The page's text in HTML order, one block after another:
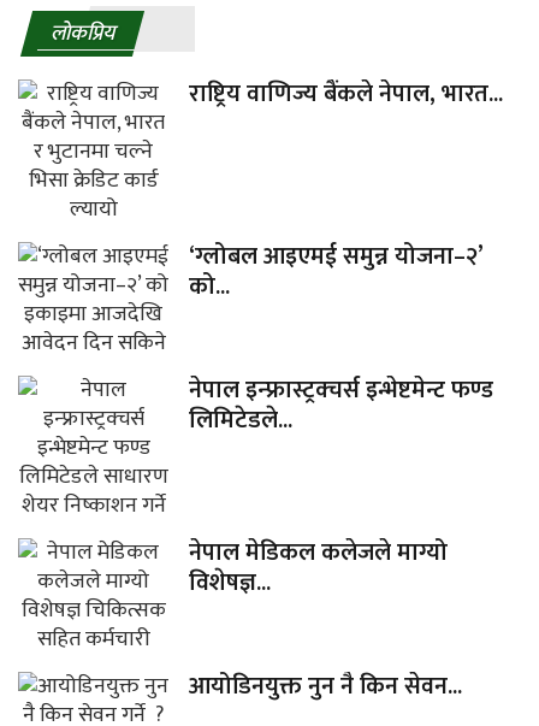
लाेकप्रिय
राष्ट्रिय वाणिज्य बैंकले नेपाल, भारत...
‘ग्लोबल आइएमई समुन्न योजना–२’
को...
नेपाल इन्फ्रास्ट्रक्चर्स इन्भेष्टमेन्ट फण्ड
लिमिटेडले...
नेपाल मेडिकल कलेजले माग्यो
विशेषज्ञ...
आयोडिनयुक्त नुन नै किन सेवन...